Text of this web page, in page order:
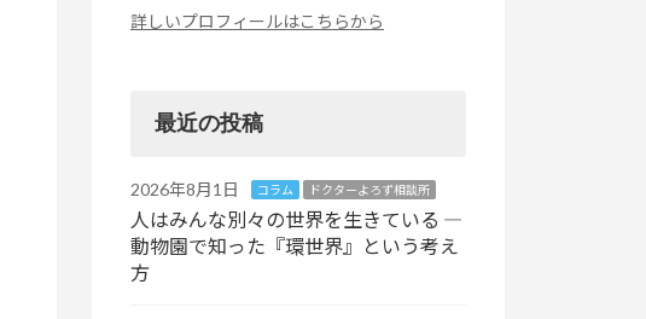
詳しいプロフィールはこちらから
最近の投稿
2026年8月1日 コラム ドクターよろず相談所
人はみんな別々の世界を生きている ―
動物園で知った『環世界』という考え
方